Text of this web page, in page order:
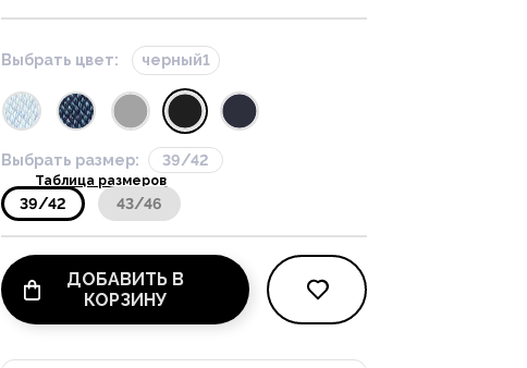
Выбрать цвет: черный1
Выбрать размер: 39/42
Таблица размеров
39/42 43/46
ДОБАВИТЬ В
КОРЗИНУ